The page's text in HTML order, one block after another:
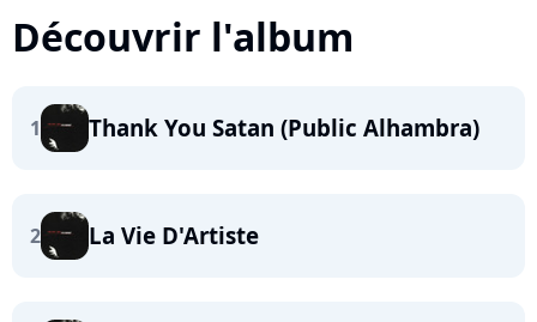
Découvrir l'album
1 Thank You Satan (Public Alhambra)
2 La Vie D'Artiste